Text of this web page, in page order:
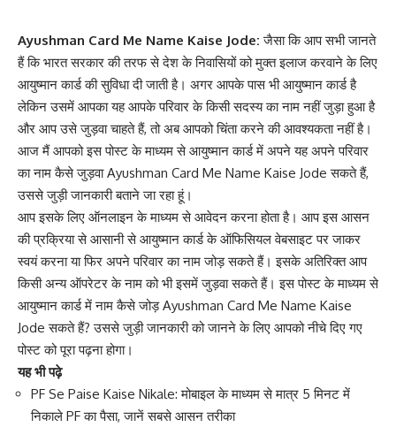
Ayushman Card Me Name Kaise Jode:जैसा कि आप सभी जानते
हैं कि भारत सरकार की तरफ से देश के निवासियों को मुक्त इलाज करवाने के लिए
आयुष्मान कार्ड की सुविधा दी जाती है। अगर आपके पास भी आयुष्मान कार्ड है
लेकिन उसमें आपका यह आपके परिवार के किसी सदस्य का नाम नहीं जुड़ा हुआ है
और आप उसे जुड़वा चाहते हैं, तो अब आपको चिंता करने की आवश्यकता नहीं है।
आज मैं आपको इस पोस्ट के माध्यम से आयुष्मान कार्ड में अपने यह अपने परिवार
का नाम कैसे जुड़वा Ayushman Card Me Name Kaise Jode सकते हैं,
उससे जुड़ी जानकारी बताने जा रहा हूं।
आप इसके लिए ऑनलाइन के माध्यम से आवेदन करना होता है। आप इस आसन
की प्रक्रिया से आसानी से आयुष्मान कार्ड के ऑफिसियल वेबसाइट पर जाकर
स्वयं करना या फिर अपने परिवार का नाम जोड़ सकते हैं। इसके अतिरिक्त आप
किसी अन्य ऑपरेटर के नाम को भी इसमें जुड़वा सकते हैं। इस पोस्ट के माध्यम से
आयुष्मान कार्ड में नाम कैसे जोड़ Ayushman Card Me Name Kaise
Jode सकते हैं? उससे जुड़ी जानकारी को जानने के लिए आपको नीचे दिए गए
पोस्ट को पूरा पढ़ना होगा।
यह भी पढ़े
PF Se Paise Kaise Nikale: मोबाइल के माध्यम से मात्र 5 मिनट में
निकाले PF का पैसा, जानें सबसे आसन तरीका